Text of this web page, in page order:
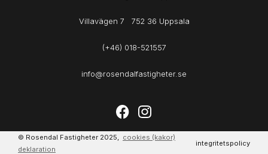
Villavägen 7 752 36 Uppsala
(+46) 018-521557
info@rosendalfastigheter.se
© Rosendal Fastigheter 2025, cookies (kakor)
deklaration
integritetspolicy